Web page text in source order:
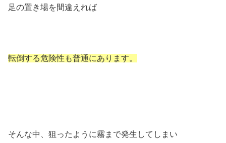
足の置き場を間違えれば
転倒する危険性も普通にあります。
そんな中、狙ったように霧まで発生してしまい